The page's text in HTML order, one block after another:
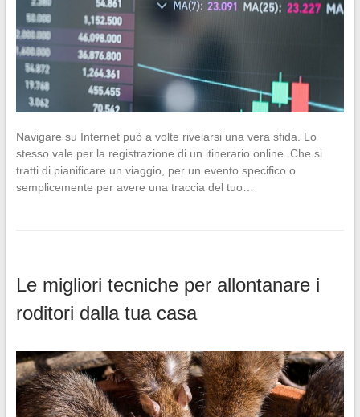
Navigare su Internet può a volte rivelarsi una vera sfida. Lo
stesso vale per la registrazione di un itinerario online. Che si
tratti di pianificare un viaggio, per un evento specifico o
semplicemente per avere una traccia del tuo…
Le migliori tecniche per allontanare i
roditori dalla tua casa